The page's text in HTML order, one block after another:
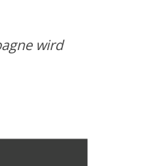
wird